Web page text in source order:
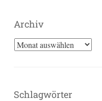
Archiv
Archiv
Schlagwörter